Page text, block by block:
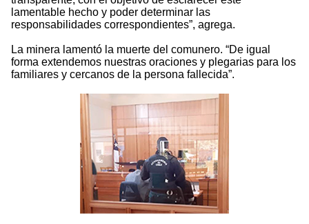
lamentable hecho y poder determinar las
responsabilidades correspondientes”, agrega.
La minera lamentó la muerte del comunero. “De igual
forma extendemos nuestras oraciones y plegarias para los
familiares y cercanos de la persona fallecida”.